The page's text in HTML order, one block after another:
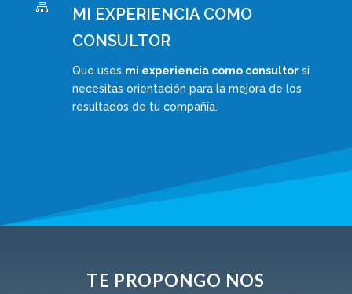

MI EXPERIENCIA COMO
CONSULTOR
Que uses mi experiencia como consultorsi
necesitas orientación para la mejora de los
resultados de tu compañía.
TE PROPONGO NOS